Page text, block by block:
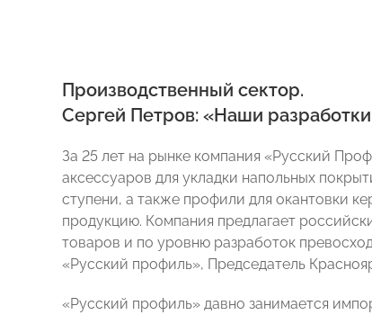
Производственный сектор.
Сергей Петров: «Наши
За 25 лет на рынке компания «Русский
аксессуаров для укладки напольных
ступени, а также профили для окантовки
продукцию. Компания предлагает
товаров и по уровню разработок
«Русский профиль», Председатель
«Русский профиль» давно занимается